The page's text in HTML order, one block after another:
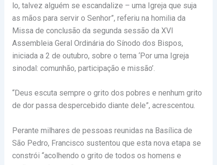
lo, talvez alguém se escandalize – uma Igreja que suja
as mãos para servir o Senhor”, referiu na homilia da
Missa de conclusão da segunda sessão da XVI
Assembleia Geral Ordinária do Sínodo dos Bispos,
iniciada a 2 de outubro, sobre o tema ‘Por uma Igreja
sinodal: comunhão, participação e missão’.
“Deus escuta sempre o grito dos pobres e nenhum grito
de dor passa despercebido diante dele”, acrescentou.
Perante milhares de pessoas reunidas na Basílica de
São Pedro, Francisco sustentou que esta nova etapa se
constrói “acolhendo o grito de todos os homens e